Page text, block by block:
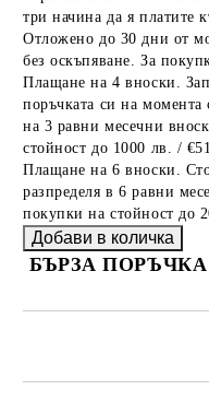
три начина да я платите
Отложено до 30 дни от
без оскъпяване. За
Плащане на 4 вноски.
поръчката си на момента
на 3 равни месечни
стойност до 1000 лв. /
Плащане на 6 вноски.
разпределя в 6 равни
покупки на стойност до
БЪРЗА